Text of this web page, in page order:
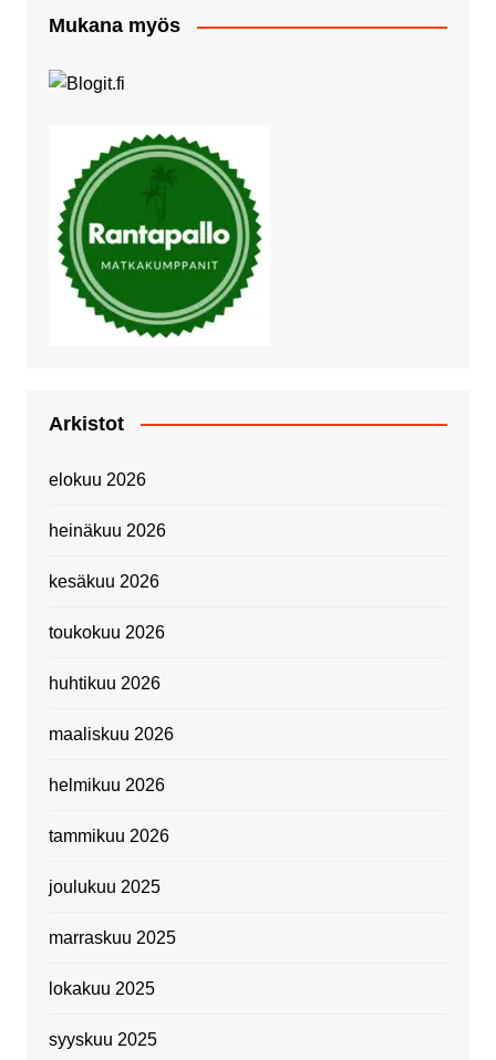
Mukana myös
Arkistot
elokuu 2026
heinäkuu 2026
kesäkuu 2026
toukokuu 2026
huhtikuu 2026
maaliskuu 2026
helmikuu 2026
tammikuu 2026
joulukuu 2025
marraskuu 2025
lokakuu 2025
syyskuu 2025